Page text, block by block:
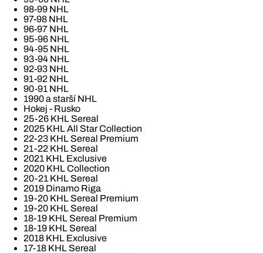
98-99 NHL
97-98 NHL
96-97 NHL
95-96 NHL
94-95 NHL
93-94 NHL
92-93 NHL
91-92 NHL
90-91 NHL
1990 a starší NHL
Hokej - Rusko
25-26 KHL Sereal
2025 KHL All Star Collection
22-23 KHL Sereal Premium
21-22 KHL Sereal
2021 KHL Exclusive
2020 KHL Collection
20-21 KHL Sereal
2019 Dinamo Riga
19-20 KHL Sereal Premium
19-20 KHL Sereal
18-19 KHL Sereal Premium
18-19 KHL Sereal
2018 KHL Exclusive
17-18 KHL Sereal